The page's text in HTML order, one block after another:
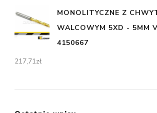
MONOLITYCZNE Z
WALCOWYM 5XD - 5MM
4150667
217,71zł